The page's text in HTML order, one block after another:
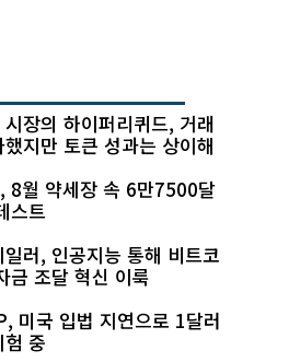
장의 하이퍼리퀴드, 거래
지만 토큰 성과는 상이해
8월 약세장 속 6만7500달
스트
러, 인공지능 통해 비트코
금 조달 혁신 이룩
미국 입법 지연으로 1달러
중